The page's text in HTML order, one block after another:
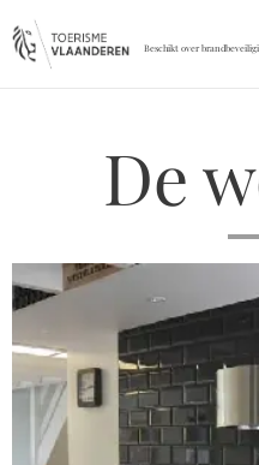
Beschikt over
De